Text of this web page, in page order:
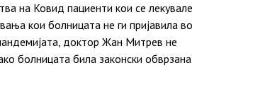
на Ковид пациенти кои се лекувале
кои болницата не ги пријавила во
доктор Жан Митрев не
болницата била законски обврзана